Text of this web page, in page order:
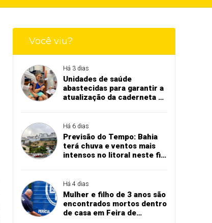
Você viu?
Há 3 dias
Unidades de saúde
abastecidas para garantir a
atualização da caderneta de
Há 6 dias
Previsão do Tempo: Bahia
terá chuva e ventos mais
intensos no litoral neste fim
Há 4 dias
Mulher e filho de 3 anos são
encontrados mortos dentro
de casa em Feira de